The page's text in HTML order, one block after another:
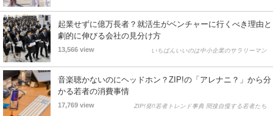
起業せずに億万長者？就活生がベンチャーに行くべき理由と
劇的に伸びる会社の見分け方
13,566 view いちばんいいのは中小企業のサラリーマン
音楽聴かないのにヘッドホン？ZIP!の「アレナニ？」から分
かる若者の消費事情
17,769 view ZIP!発!!若者トレンド事典 間接自慢する若者たち